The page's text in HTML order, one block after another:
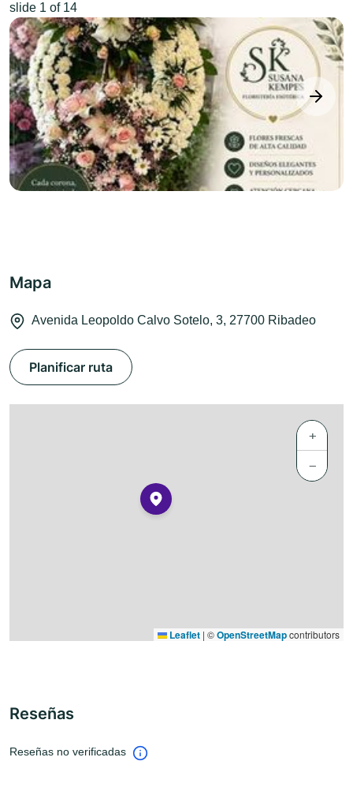
next
slide 1 of 14
Mapa
Avenida Leopoldo Calvo Sotelo, 3, 27700 Ribadeo
Planificar ruta
+
−
Leaflet | ©OpenStreetMapcontributors
Reseñas
Reseñas no verificadas